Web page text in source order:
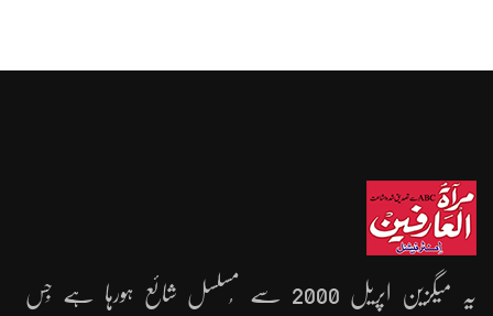
یہ میگزین اپریل 2000 سے مُسلسل شائع ہورہا ہے جِس